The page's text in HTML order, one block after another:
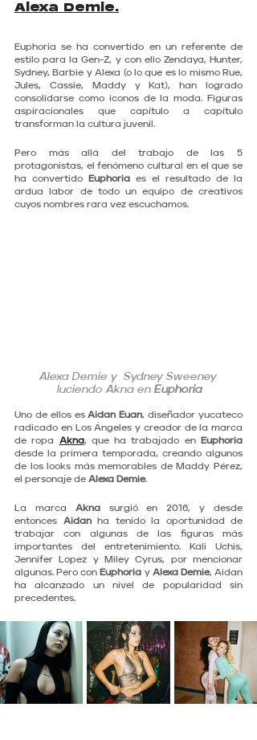
Alexa Demie.
Euphoria se ha convertido en un referente de
estilo para la Gen-Z, y con ello Zendaya, Hunter,
Sydney, Barbie y Alexa (o lo que es lo mismo Rue,
Jules, Cassie, Maddy y Kat), han logrado
consolidarse como iconos de la moda. Figuras
aspiracionales que capítulo a capítulo
transforman la cultura juvenil.
Pero más allá del trabajo de las 5
protagonistas, el fenómeno cultural en el que se
ha convertido
Euphoria es el resultado de la
ardua labor de todo un equipo de creativos
cuyos nombres rara vez escuchamos.
Alexa Demie y  Sydney Sweeney
luciendo Akna en Euphoria
Uno de ellos es Aidan Euan, diseñador yucateco
radicado en Los Ángeles y creador de la marca
de ropa Akna, que ha trabajado en
Euphoria
desde la primera temporada, creando algunos
de los looks más memorables de Maddy Pérez,
el personaje de Alexa Demie.
La marca Akna surgió en 2016, y desde
entonces Aidan ha tenido la oportunidad de
trabajar con algunas de las figuras más
importantes del entretenimiento. Kali Uchis,
Jennifer Lopez y Miley Cyrus, por mencionar
algunas. Pero con Euphoria y Alexa Demie, Aidan
ha alcanzado un nivel de popularidad sin
precedentes.